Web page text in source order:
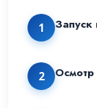
1 Запуск
2